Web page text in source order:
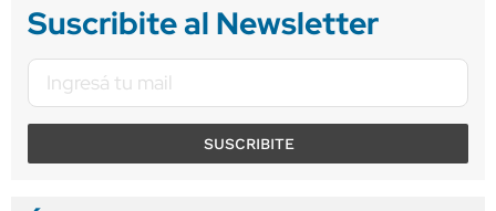
Suscribite al Newsletter
SUSCRIBITE